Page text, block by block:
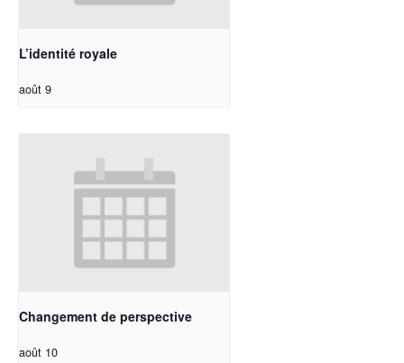
L’identité royale
août 9
Changement de perspective
août 10